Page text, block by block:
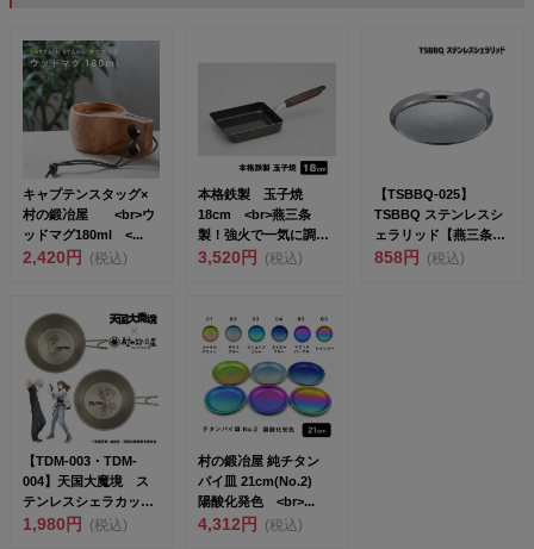
キャプテンスタッグ×
村の鍛冶屋 <br>ウ
ッドマグ180ml <...
2,420円 (税込)
本格鉄製 玉子焼
18cm <br>燕三条
製！強火で一気に調理
美味しさ...
3,520円 (税込)
【TSBBQ-025】
TSBBQ ステンレスシ
ェラリッド【燕三条製
｜TSBBQ】&l...
858円 (税込)
【TDM-003・TDM-
004】天国大魔境 ス
テンレスシェラカッ
プ マルver. ...
1,980円 (税込)
村の鍛冶屋 純チタン
パイ皿 21cm(No.2)
陽酸化発色 <br>...
4,312円 (税込)